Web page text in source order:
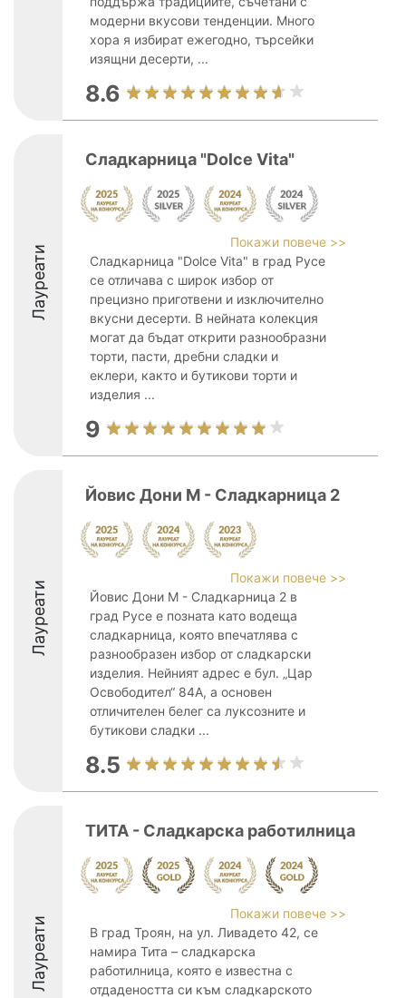
модерни вкусови тенденции. Много
хора я избират ежегодно, търсейки
изящни десерти, ...
8.6
Лауреати
Сладкарница "Dolce Vita"
Покажи повече >>
Сладкарница "Dolce Vita" в град Русе
се отличава с широк избор от
прецизно приготвени и изключително
вкусни десерти. В нейната колекция
могат да бъдат открити разнообразни
торти, пасти, дребни сладки и
еклери, както и бутикови торти и
изделия ...
9
Лауреати
Йовис Дони М - Сладкарница 2
Покажи повече >>
Йовис Дони М - Сладкарница 2 в
град Русе е позната като водеща
сладкарница, която впечатлява с
разнообразен избор от сладкарски
изделия. Нейният адрес е бул. „Цар
Освободител“ 84А, а основен
отличителен белег са луксозните и
бутикови сладки ...
8.5
Лауреати
ТИТА - Сладкарска работилница
Покажи повече >>
В град Троян, на ул. Ливадето 42, се
намира Тита – сладкарска
работилница, която е известна с
отдадеността си към сладкарското